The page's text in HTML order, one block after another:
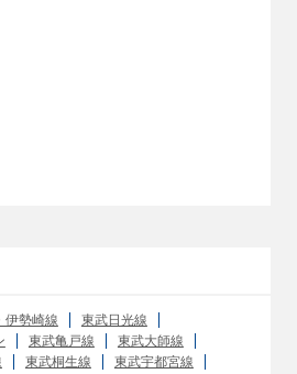
伊勢崎線
東武日光線
東武亀戸線
東武大師線
東武桐生線
東武宇都宮線